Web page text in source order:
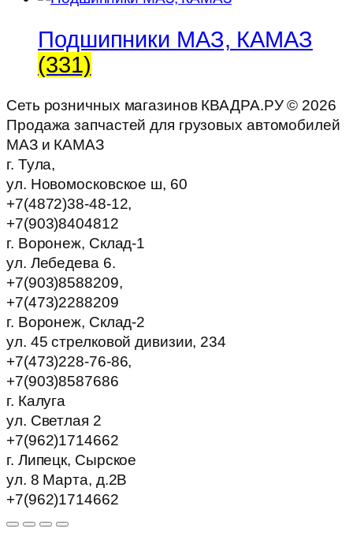
Подшипники МАЗ, КАМАЗ
(331)
Сеть розничных магазинов КВАДРА.РУ © 2026
Продажа запчастей для грузовых автомобилей
МАЗ и КАМАЗ
г. Тула,
ул. Новомосковское ш, 60
+7(4872)38-48-12,
+7(903)8404812
г. Воронеж, Склад-1
ул. Лебедева 6.
+7(903)8588209,
+7(473)2288209
г. Воронеж, Склад-2
ул. 45 стрелковой дивизии, 234
+7(473)228-76-86,
+7(903)8587686
г. Калуга
ул. Светлая 2
+7(962)1714662
г. Липецк, Сырское
ул. 8 Марта, д.2В
+7(962)1714662